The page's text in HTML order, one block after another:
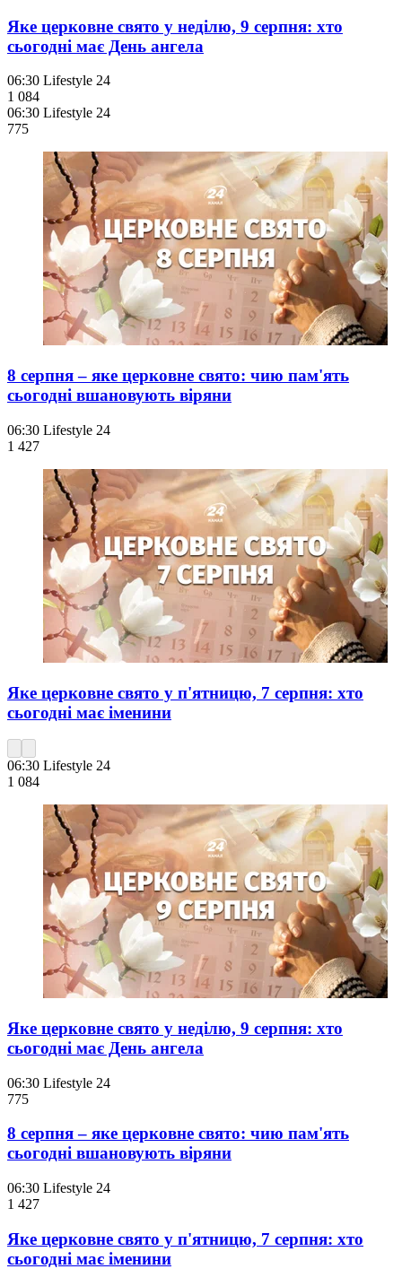
Яке церковне свято у неділю, 9 серпня: хто
сьогодні має День ангела
06:30 Lifestyle 24
1 084
06:30 Lifestyle 24
775
8 серпня – яке церковне свято: чию пам'ять
сьогодні вшановують віряни
06:30 Lifestyle 24
1 427
Яке церковне свято у п'ятницю, 7 серпня: хто
сьогодні має іменини
06:30 Lifestyle 24
1 084
Яке церковне свято у неділю, 9 серпня: хто
сьогодні має День ангела
06:30 Lifestyle 24
775
8 серпня – яке церковне свято: чию пам'ять
сьогодні вшановують віряни
06:30 Lifestyle 24
1 427
Яке церковне свято у п'ятницю, 7 серпня: хто
сьогодні має іменини